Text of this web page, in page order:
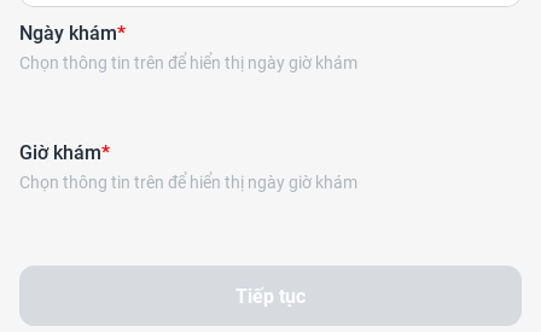
Ngày khám*
Chọn thông tin trên để hiển thị ngày giờ khám
Giờ khám*
Chọn thông tin trên để hiển thị ngày giờ khám
Tiếp tục